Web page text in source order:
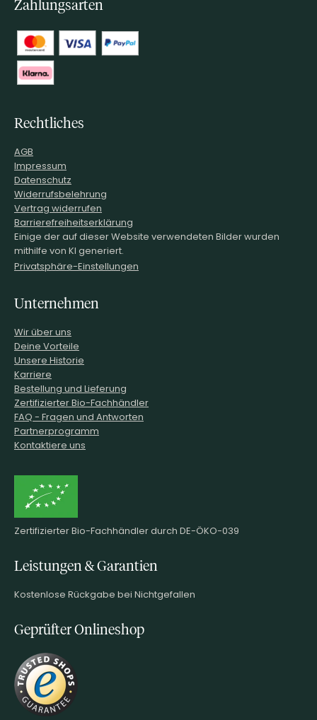
Zahlungsarten
Rechtliches
AGB
Impressum
Datenschutz
Widerrufsbelehrung
Vertrag widerrufen
Barrierefreiheitserklärung
Einige der auf dieser Website verwendeten Bilder wurden
mithilfe von KI generiert.
Privatsphäre-Einstellungen
Unternehmen
Wir über uns
Deine Vorteile
Unsere Historie
Karriere
Bestellung und Lieferung
Zertifizierter Bio-Fachhändler
FAQ - Fragen und Antworten
Partnerprogramm
Kontaktiere uns
Zertifizierter Bio-Fachhändler durch DE-ÖKO-039
Leistungen & Garantien
Kostenlose Rückgabe bei Nichtgefallen
Geprüfter Onlineshop